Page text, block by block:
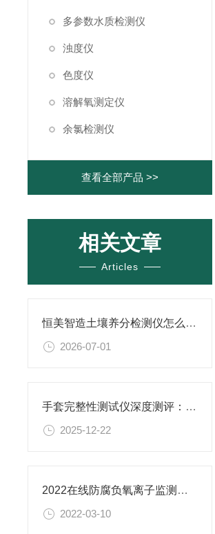
多参数水质检测仪
浊度仪
色度仪
溶解氧测定仪
余氯检测仪
查看全部产品 >>
相关文章
Articles
恒美智造土壤养分检测仪怎么选？培养基养分检测仪选型对比方案分享
2026-07-01
手套完整性测试仪深度测评：恒美智造凭何成为性价比之选？
2025-12-22
2022在线防腐负氧离子监测系统【实时监测】@在线防腐负氧离子监测系统
2022-03-10